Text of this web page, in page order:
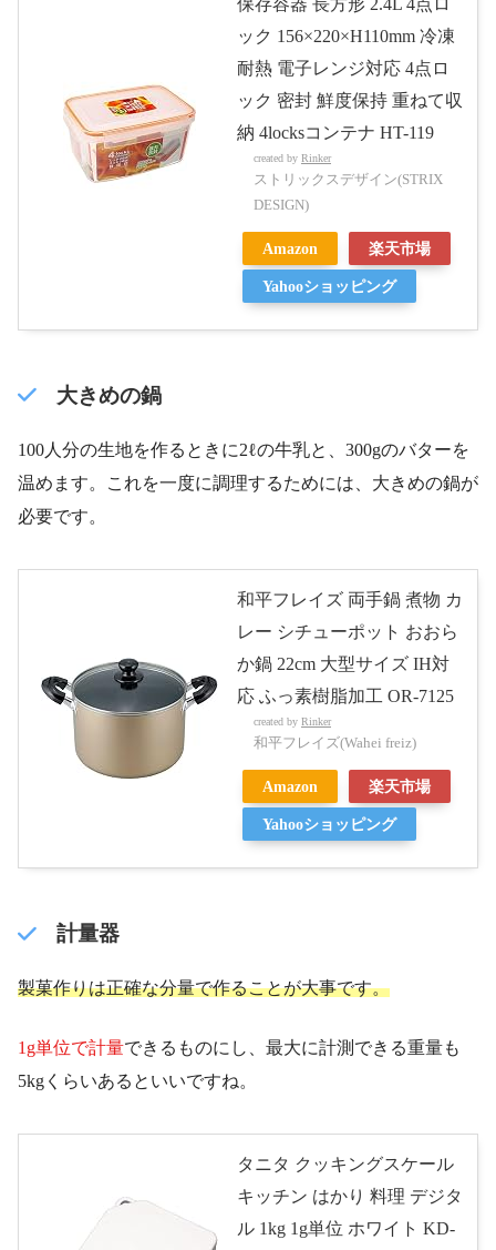
ック 156×220×H110mm 冷凍
耐熱 電子レンジ対応 4点ロ
ック 密封 鮮度保持 重ねて収
納 4locksコンテナ HT-119
created by Rinker
ストリックスデザイン(STRIX
DESIGN)
Amazon 楽天市場
Yahooショッピング
大きめの鍋
100人分の生地を作るときに2ℓの牛乳と、300gのバターを
温めます。これを一度に調理するためには、大きめの鍋が
必要です。
和平フレイズ 両手鍋 煮物 カ
レー シチューポット おおら
か鍋 22cm 大型サイズ IH対
応 ふっ素樹脂加工 OR-7125
created by Rinker
和平フレイズ(Wahei freiz)
Amazon 楽天市場
Yahooショッピング
計量器
製菓作りは正確な分量で作ることが大事です。
1g単位で計量できるものにし、最大に計測できる重量も
5kgくらいあるといいですね。
タニタ クッキングスケール
キッチン はかり 料理 デジタ
ル 1kg 1g単位 ホワイト KD-